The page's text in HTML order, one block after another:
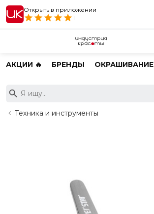
Открыть в приложении
1
АКЦИИ 🔥 БРЕНДЫ ОКРАШИВАНИЕ
Техника и инструменты